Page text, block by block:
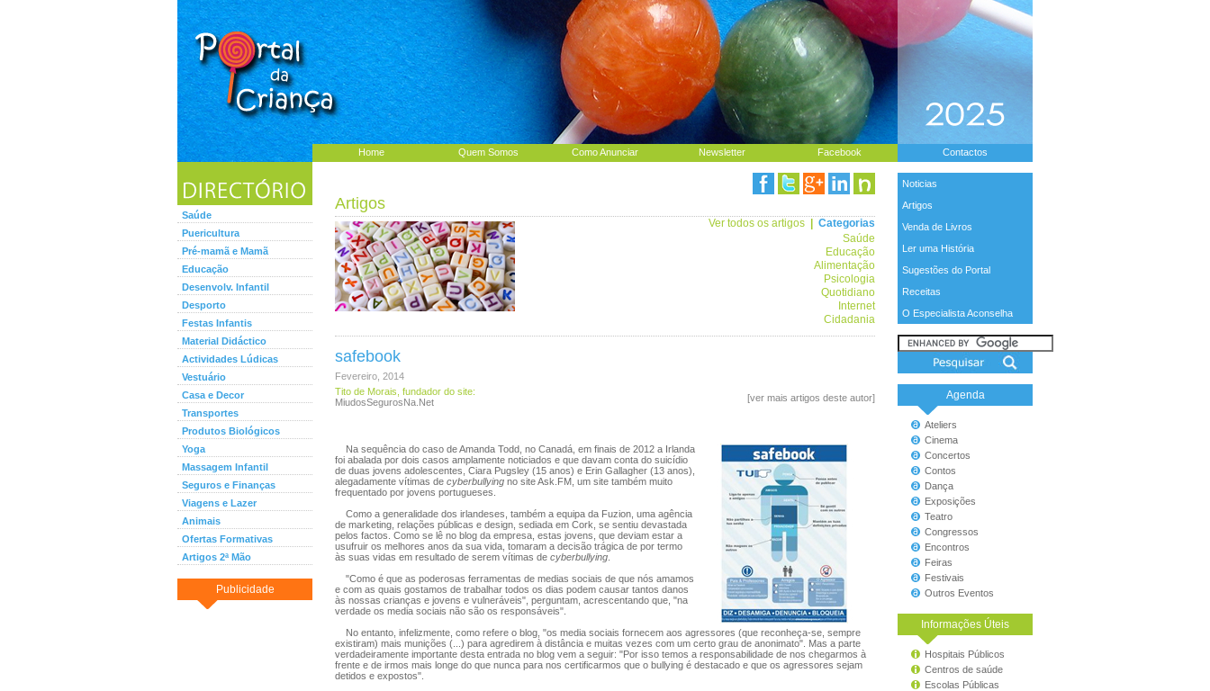
Home Quem Somos Como Anunciar Newsletter Facebook Contactos
Saúde
Puericultura
Pré-mamã e Mamã
Educação
Desenvolv. Infantil
Desporto
Festas Infantis
Material Didáctico
Actividades Lúdicas
Vestuário
Casa e Decor
Transportes
Produtos Biológicos
Yoga
Massagem Infantil
Seguros e Finanças
Viagens e Lazer
Animais
Ofertas Formativas
Artigos 2ª Mão
Publicidade
Noticias
Artigos
Venda de Livros
Ler uma História
Sugestões do Portal
Receitas
O Especialista Aconselha
Agenda
Ateliers
Cinema
Concertos
Contos
Dança
Exposições
Teatro
Congressos
Encontros
Feiras
Festivais
Outros Eventos
Informações Úteis
Hospitais Públicos
Centros de saúde
Escolas Públicas
Artigos
Ver todos os artigos | Categorias
Saúde
Educação
Alimentação
Psicologia
Quotidiano
Internet
Cidadania
safebook
Fevereiro, 2014
Tito de Morais, fundador do site:
MiudosSegurosNa.Net
[ver mais artigos deste autor]
Na sequência do caso de Amanda Todd, no Canadá, em finais de 2012 a Irlanda
foi abalada por dois casos amplamente noticiados e que davam conta do suicídio
de duas jovens adolescentes, Ciara Pugsley (15 anos) e Erin Gallagher (13 anos),
alegadamente vítimas de cyberbullying no site Ask.FM, um site também muito
frequentado por jovens portugueses.
Como a generalidade dos irlandeses, também a equipa da Fuzion, uma agência
de marketing, relações públicas e design, sediada em Cork, se sentiu devastada
pelos factos. Como se lê no blog da empresa, estas jovens, que deviam estar a
usufruir os melhores anos da sua vida, tomaram a decisão trágica de por termo
às suas vidas em resultado de serem vítimas de cyberbullying
"Como é que as poderosas ferramentas de medias sociais de que nós amamos
e com as quais gostamos de trabalhar todos os dias podem causar tantos danos
às nossas crianças e jovens e vulneráveis", perguntam, acrescentando que, "na
verdade os media sociais não são os responsáveis".
No entanto, infelizmente, como refere o blog, "os media sociais fornecem aos agressores (que reconheça-se, sempre
existiram) mais munições (...) para agredirem à distância e muitas vezes com um certo grau de anonimato". Mas a parte
verdadeiramente importante desta entrada no blog vem a seguir: "Por isso temos a responsabilidade de nos chegarmos à
frente e de irmos mais longe do que nunca para nos certificarmos que o bullying é destacado e que os agressores sejam
detidos e expostos".